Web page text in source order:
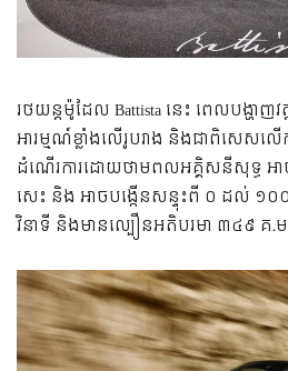
រថយន្ត​ម៉ូដែល Battista នេះ​ ពេល​បង្ហាញ​
អារម្មណ៍​ខ្លាំង​​លើ​រូបរាង និង​ជា​ពិសេស​លើ​​​
ដំណើរ​ការ​ដោយ​ថាមពល​អគ្គិសនី​សុទ្ធ អ
សេះ និង អាច​បង្កើន​សន្ទុះ​ពី ០ ដល់ ១
វិនាទី និង​មាន​ល្បឿន​អតិបរមា​ ៣៤៩ គ.